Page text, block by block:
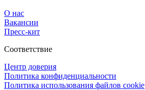
О нас
Вакансии
Пресс-кит
Соответствие
Центр доверия
Политика конфиденциальности
Политика использования файлов cookie